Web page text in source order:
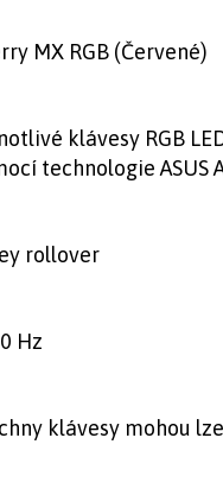
MX RGB (Červené)
klávesy RGB
technologie ASUS
rollover
Hz
klávesy mohou